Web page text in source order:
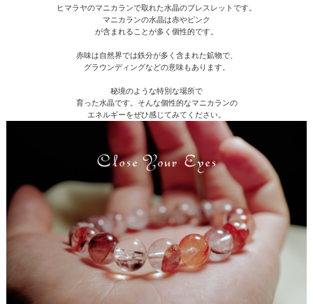
ヒマラヤのマニカランで取れた水晶のブレスレットです。
マニカランの水晶は赤やピンク
が含まれることが多く個性的です。
赤味は自然界では鉄分が多く含まれた鉱物で、
グラウンディングなどの意味もあります。
秘境のような特別な場所で
育った水晶です。そんな個性的なマニカランの
エネルギーをぜひ感じてみてください。